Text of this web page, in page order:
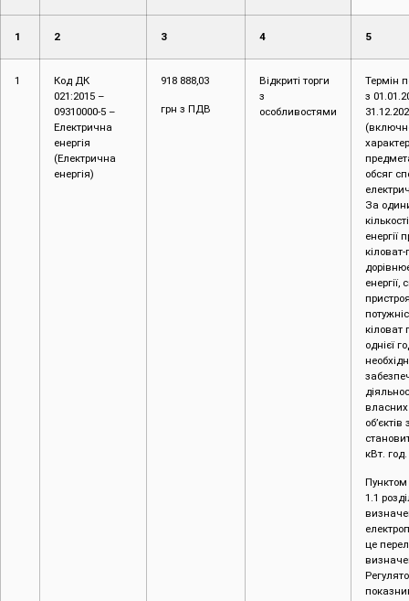
1 2 3 4 5
1
Код ДК
021:2015 –
09310000-5 –
Електрична
енергія
(Електрична
енергія)
918 888,03
грн з ПДВ
Відкриті торги
з
особливостями
Термін
з
обсяг
За
енергії
енергії,
кіловат
однієї
власних
кВт. год.
Пунктом
1.1
це